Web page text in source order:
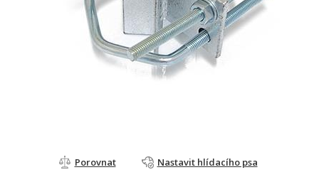
Porovnat Nastavit hlídacího psa